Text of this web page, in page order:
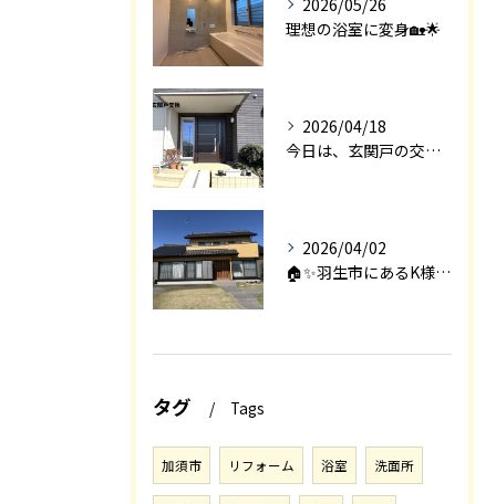
2026/05/26
理想の浴室に変身🏡🌟
2026/04/18
今日は、玄関戸の交換工事をご紹介します🚪✨。
2026/04/02
🏠✨羽生市にあるK様邸は、2008年に㈱エアロックで新築され...
タグ Tags
加須市 リフォーム 浴室 洗面所